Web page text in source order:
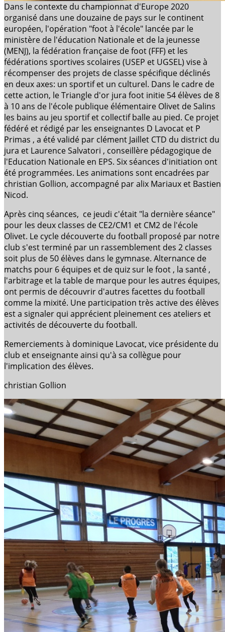
Dans le contexte du championnat d'Europe 2020
organisé dans une douzaine de pays sur le continent
européen, l'opération "foot à l'école" lancée par le
ministère de l'éducation Nationale et de la jeunesse
(MENJ), la fédération française de foot (FFF) et les
fédérations sportives scolaires (USEP et UGSEL) vise à
récompenser des projets de classe spécifique déclinés
en deux axes: un sportif et un culturel. Dans le cadre de
cette action, le Triangle d'or jura foot initie 54 élèves de 8
à 10 ans de l'école publique élémentaire Olivet de Salins
les bains au jeu sportif et collectif balle au pied. Ce projet
fédéré et rédigé par les enseignantes D Lavocat et P
Primas , a été validé par clément Jaillet CTD du district du
jura et Laurence Salvatori , conseillère pédagogique de
l'Education Nationale en EPS. Six séances d'initiation ont
été programmées. Les animations sont encadrées par
christian Gollion, accompagné par alix Mariaux et Bastien
Nicod.
Après cinq séances, ce jeudi c'était "la dernière séance"
pour les deux classes de CE2/CM1 et CM2 de l'école
Olivet. Le cycle découverte du football proposé par notre
club s'est terminé par un rassemblement des 2 classes
soit plus de 50 élèves dans le gymnase. Alternance de
matchs pour 6 équipes et de quiz sur le foot , la santé ,
l'arbitrage et la table de marque pour les autres équipes,
ont permis de découvrir d'autres facettes du football
comme la mixité. Une participation très active des élèves
est a signaler qui apprécient pleinement ces ateliers et
activités de découverte du football.
Remerciements à dominique Lavocat, vice présidente du
club et enseignante ainsi qu'à sa collègue pour
l'implication des élèves.
christian Gollion